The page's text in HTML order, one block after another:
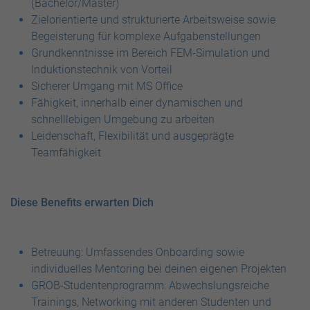
(Bachelor/Master)
Zielorientierte und strukturierte Arbeitsweise sowie
Begeisterung für komplexe Aufgabenstellungen
Grundkenntnisse im Bereich FEM-Simulation und
Induktionstechnik von Vorteil
Sicherer Umgang mit MS Office
Fähigkeit, innerhalb einer dynamischen und
schnelllebigen Umgebung zu arbeiten
Leidenschaft, Flexibilität und ausgeprägte
Teamfähigkeit
Diese Benefits erwarten Dich
Betreuung: Umfassendes Onboarding sowie
individuelles Mentoring bei deinen eigenen Projekten
GROB-Studentenprogramm: Abwechslungsreiche
Trainings, Networking mit anderen Studenten und